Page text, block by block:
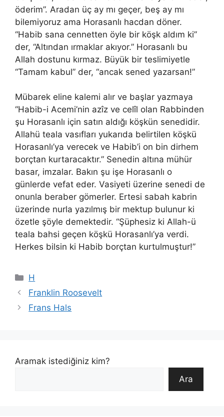
öderim”. Aradan üç ay mı geçer, beş ay mı
bilemiyoruz ama Horasanlı hacdan döner.
“Habib sana cennetten öyle bir köşk aldım ki”
der, “Altından ırmaklar akıyor.” Horasanlı bu
Allah dostunu kırmaz. Büyük bir teslimiyetle
“Tamam kabul” der, “ancak sened yazarsan!”
Mübarek eline kalemi alır ve başlar yazmaya
“Habib-i Acemi’nin azîz ve celîl olan Rabbinden
şu Horasanlı için satın aldığı köşkün senedidir.
Allahü teala vasıfları yukarıda belirtilen köşkü
Horasanlı’ya verecek ve Habib’i on bin dirhem
borçtan kurtaracaktır.” Senedin altına mühür
basar, imzalar. Bakın şu işe Horasanlı o
günlerde vefat eder. Vasiyeti üzerine senedi de
onunla beraber gömerler. Ertesi sabah kabrin
üzerinde nurla yazılmış bir mektup bulunur ki
özetle şöyle demektedir. “Şüphesiz ki Allah-ü
teala bahsi geçen köşkü Horasanlı’ya verdi.
Herkes bilsin ki Habib borçtan kurtulmuştur!”
Kategoriler
H
Franklin Roosevelt
Frans Hals
Aramak istediğiniz kim?
Ara